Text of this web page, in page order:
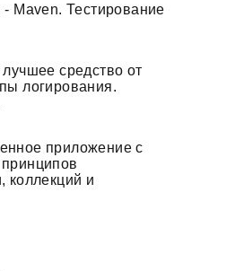
Maven. Тестирование
средство от
логирования.
приложение с
коллекций и